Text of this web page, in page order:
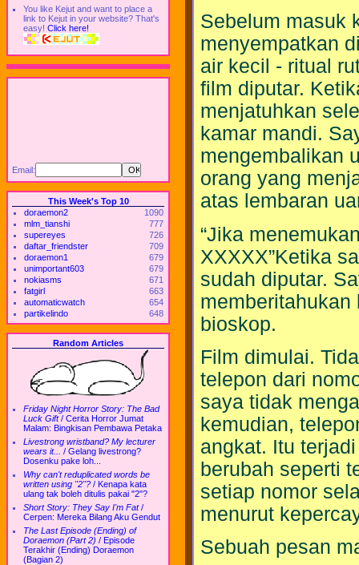
You like Kejut and want to place a
link to Kejut in your website? That's
easy! Click here!
Email:
This Week's Top 10
doraemon2
1090
mlm_tianshi
777
supereyes
726
daftar_friendster
709
doraemon1
679
unimportant603
679
nokiasms
671
fatgirl
663
automaticwatch
654
partikelindo
648
Random Articles
Friday Night Horror Story: The Bad
Luck Gift/ Cerita Horror Jumat
Malam: Bingkisan Pembawa Petaka
Livestrong wristband? My lecturer
wears it...
/ Gelang livestrong?
Dosenku pake loh...
Why can't reduplicated words be
written using "2"? / Kenapa kata
ulang tak boleh ditulis pakai "2"?
Short Story: They Say I'm Fat/
Cerpen: Mereka Bilang Aku Gendut
The Last Episode (Ending) of
Doraemon (Part 2) / Episode
Terakhir (Ending) Doraemon
(Bagian 2)
Sebelum masuk
menyempatkan
air kecil - ritual
film diputar.
menjatuhkan
kamar mandi.
mengembalikan
orang yang
atas lembaran
“Jika
XXXXX”Ketika
sudah diputar.
memberitahukan
bioskop.
Film dimulai.
telepon dari
saya tidak
kemudian,
angkat. Itu
berubah seperti
setiap nomor
menurut
Sebuah pesan